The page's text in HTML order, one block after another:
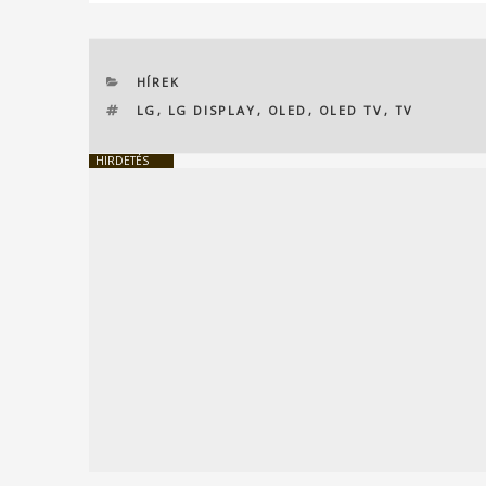
KATEGÓRIÁK
HÍREK
CÍMKÉK
LG , LG DISPLAY , OLED , OLED TV , TV
HIRDETÉS